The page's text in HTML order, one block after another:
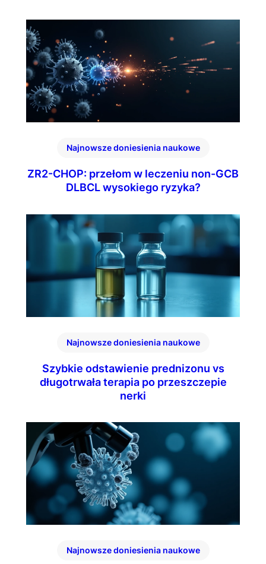
Najnowsze doniesienia naukowe
ZR2-CHOP: przełom w leczeniu non-GCB
DLBCL wysokiego ryzyka?
Najnowsze doniesienia naukowe
Szybkie odstawienie prednizonu vs
długotrwała terapia po przeszczepie
nerki
Najnowsze doniesienia naukowe